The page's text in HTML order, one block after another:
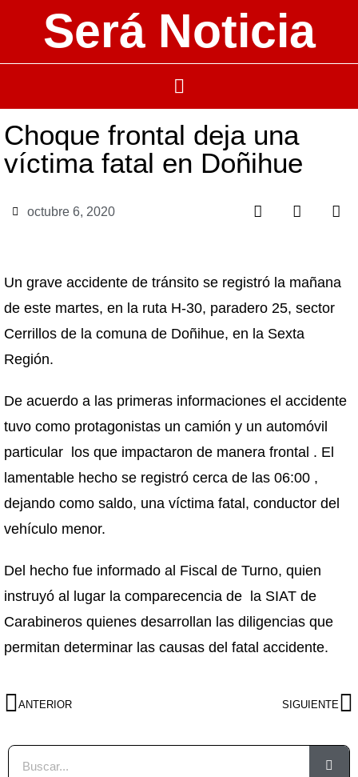
Será Noticia
Choque frontal deja una
víctima fatal en Doñihue
octubre 6, 2020
Un grave accidente de tránsito se registró la mañana
de este martes, en la ruta H-30, paradero 25, sector
Cerrillos de la comuna de Doñihue, en la Sexta
Región.
De acuerdo a las primeras informaciones el accidente
tuvo como protagonistas un camión y un automóvil
particular los que impactaron de manera frontal . El
lamentable hecho se registró cerca de las 06:00 ,
dejando como saldo, una víctima fatal, conductor del
vehículo menor.
Del hecho fue informado al Fiscal de Turno, quien
instruyó al lugar la comparecencia de la SIAT de
Carabineros quienes desarrollan las diligencias que
permitan determinar las causas del fatal accidente.
ANTERIOR SIGUIENTE